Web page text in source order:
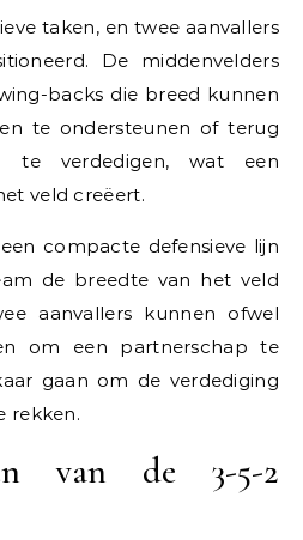
taken, en twee aanvallers
De middenvelders
backs die breed kunnen
te ondersteunen of terug
te verdedigen, wat een
veld creëert.
compacte defensieve lijn
de breedte van het veld
aanvallers kunnen ofwel
om een partnerschap te
gaan om de verdediging
rekken.
van de 3-5-2